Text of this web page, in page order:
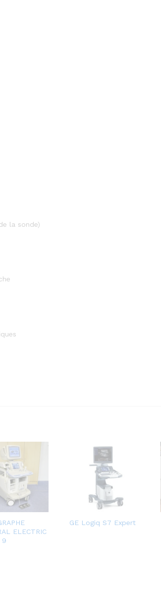
la sonde)
ELECTRIC
9
GE Logiq S7 Expert